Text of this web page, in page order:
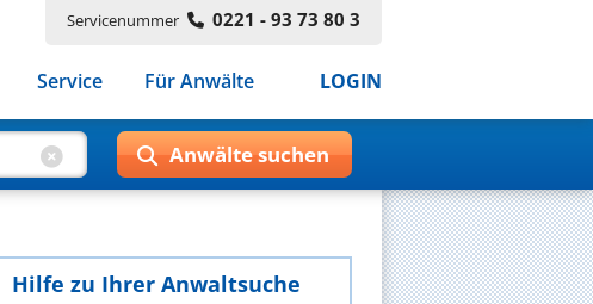
Servicenummer 0221 - 93 73 80 3
Service Für Anwälte LOGIN
Hilfe zu Ihrer Anwaltsuche